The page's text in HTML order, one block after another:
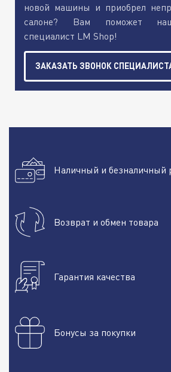
новой машины и приобрел
салоне? Вам поможет наш
специалист LM Shop!
ЗАКАЗАТЬ ЗВОНОК
Наличный и безналичный
Возврат и обмен товара
Гарантия качества
Бонусы за покупки